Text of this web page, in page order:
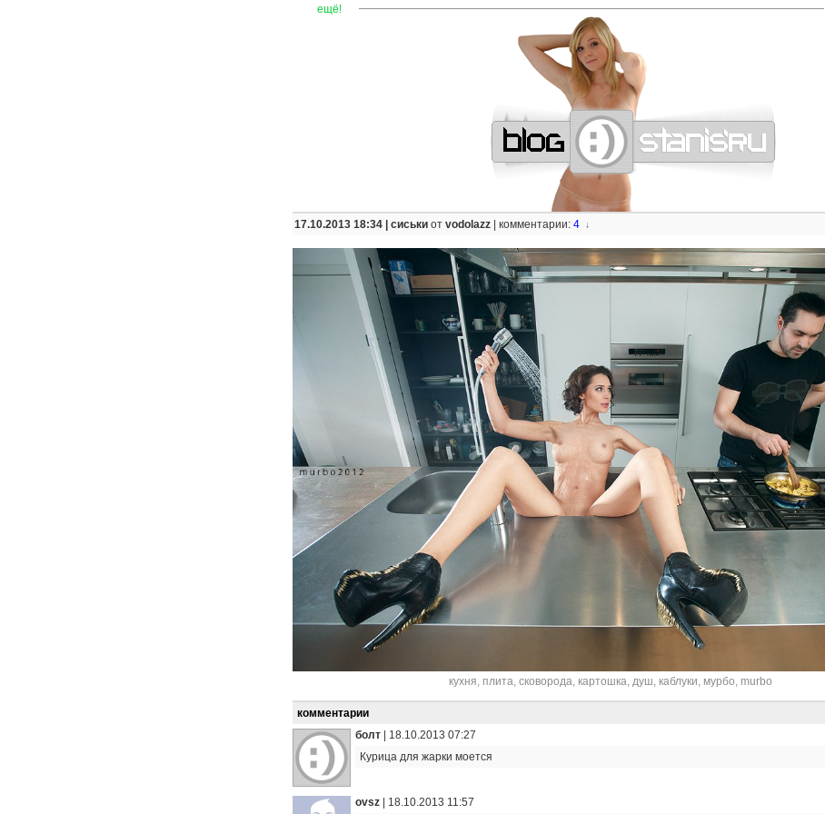
ещё! ————————————————————————————————
17.10.2013 18:34 | сиськи от vodolazz комментарии: 4 ↓
кухня, плита, сковорода, картошка, душ, каблуки, мурбо, murbo
комментарии
болт
18.10.2013 07:27
Курица для жарки моется
ovsz 18.10.2013 11:57